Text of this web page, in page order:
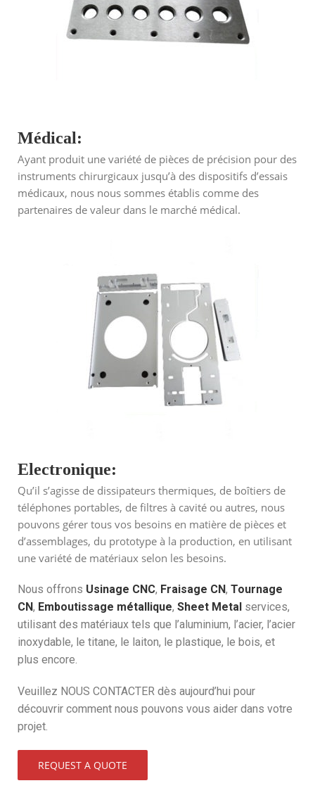
Médical:
Ayant produit une variété de pièces de précision pour des
instruments chirurgicaux jusqu’à des dispositifs d’essais
médicaux, nous nous sommes établis comme des
partenaires de valeur dans le marché médical.
Electronique:
Qu’il s’agisse de dissipateurs thermiques, de boîtiers de
téléphones portables, de filtres à cavité ou autres, nous
pouvons gérer tous vos besoins en matière de pièces et
d’assemblages, du prototype à la production, en utilisant
une variété de matériaux selon les besoins.
Nous offrons Usinage CNC, Fraisage CN, Tournage
CN, Emboutissage métallique, Sheet Metal services,
utilisant des matériaux tels que l’aluminium, l’acier, l’acier
inoxydable, le titane, le laiton, le plastique, le bois, et
plus encore.
Veuillez NOUS CONTACTER dès aujourd’hui pour
découvrir comment nous pouvons vous aider dans votre
projet.
REQUEST A QUOTE